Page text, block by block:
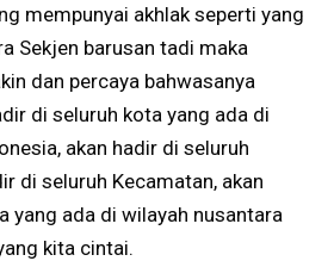
mempunyai akhlak seperti yang
Sekjen barusan tadi maka
dan percaya bahwasanya
di seluruh kota yang ada di
akan hadir di seluruh
di seluruh Kecamatan, akan
yang ada di wilayah nusantara
kita cintai.